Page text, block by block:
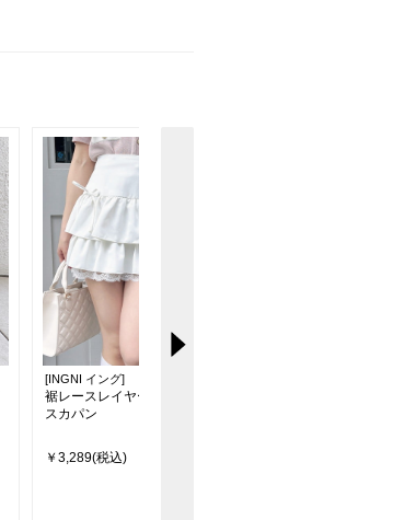
[INGNI イング]
裾レースレイヤーフリルミニ
スカパン
￥3,289(税込)